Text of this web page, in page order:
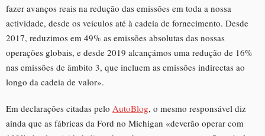
fazer avanços reais na redução das emissões em toda a nossa
actividade, desde os veículos até à cadeia de fornecimento. Desde
2017, reduzimos em 49% as emissões absolutas das nossas
operações globais, e desde 2019 alcançámos uma redução de 16%
nas emissões de âmbito 3, que incluem as emissões indirectas ao
longo da cadeia de valor».
Em declarações citadas pelo AutoBlog, o mesmo responsável diz
ainda que as fábricas da Ford no Michigan «deverão operar com